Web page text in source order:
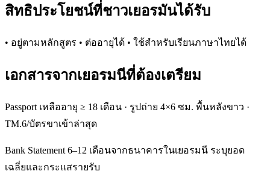
สิทธิประโยชน์ที่ชาวเยอรมันได้รับ
• อยู่ตามหลักสูตร • ต่ออายุได้ • ใช้สำหรับเรียนภาษาไทยได้
เอกสารจากเยอรมนีที่ต้องเตรียม
Passport เหลืออายุ ≥ 18 เดือน · รูปถ่าย 4×6 ซม. พื้นหลังขาว ·
TM.6/บัตรขาเข้าล่าสุด
Bank Statement 6–12 เดือนจากธนาคารในเยอรมนี ระบุยอด
เฉลี่ยและกระแสรายรับ